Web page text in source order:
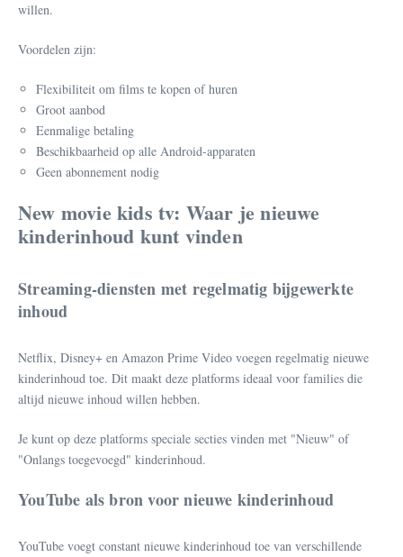
willen.
Voordelen zijn:
Flexibiliteit om films te kopen of huren
Groot aanbod
Eenmalige betaling
Beschikbaarheid op alle Android-apparaten
Geen abonnement nodig
New movie kids tv: Waar je nieuwe
kinderinhoud kunt vinden
Streaming-diensten met regelmatig bijgewerkte
inhoud
Netflix, Disney+ en Amazon Prime Video voegen regelmatig nieuwe
kinderinhoud toe. Dit maakt deze platforms ideaal voor families die
altijd nieuwe inhoud willen hebben.
Je kunt op deze platforms speciale secties vinden met "Nieuw" of
"Onlangs toegevoegd" kinderinhoud.
YouTube als bron voor nieuwe kinderinhoud
YouTube voegt constant nieuwe kinderinhoud toe van verschillende